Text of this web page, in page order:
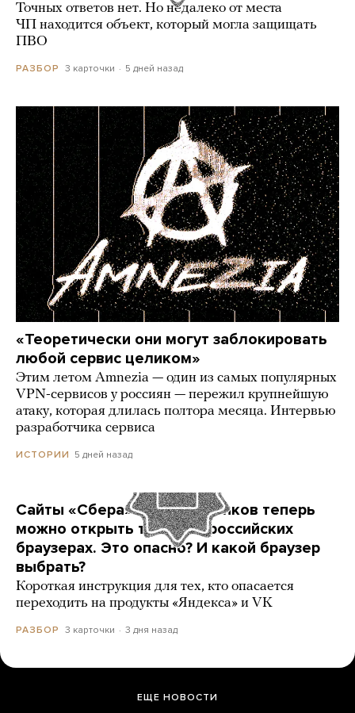
Точных ответов нет. Но недалеко от места
ЧП находится объект, который могла защищать
ПВО
РАЗБОР 3 карточки 5 дней назад
«Теоретически они могут заблокировать
любой сервис целиком»
Этим летом Amnezia — один из самых популярных
VPN-сервисов у россиян — пережил крупнейшую
атаку, которая длилась полтора месяца. Интервью
разработчика сервиса
ИСТОРИИ 5 дней назад
Сайты «Сбера» и других банков теперь
можно открыть только в российских
браузерах. Это опасно? И какой браузер
выбрать?
Короткая инструкция для тех, кто опасается
переходить на продукты «Яндекса» и VK
РАЗБОР 3 карточки 3 дня назад
ЕЩЕ НОВОСТИ